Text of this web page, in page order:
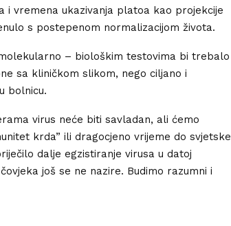
i vremena ukazivanja platoa kao projekcije
s postepenom normalizacijom života.
– biološkim testovima bi trebalo
sa kliničkom slikom, nego ciljano i
bolnicu.
virus neće biti savladan, ali ćemo
krda” ili dragocjeno vrijeme do svjetske
dalje egzistiranje virusa u datoj
još se ne nazire. Budimo razumni i